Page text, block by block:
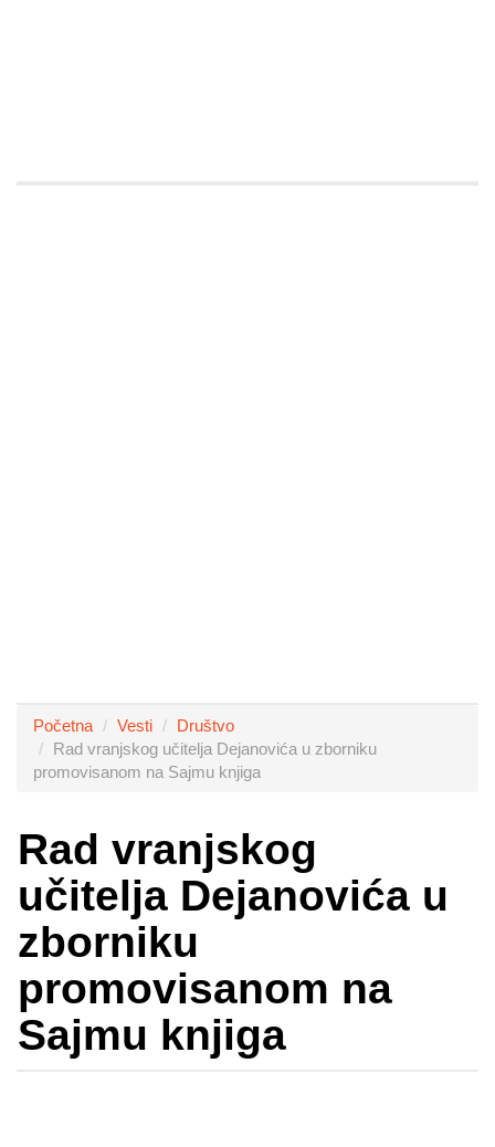
Početna Vesti
Društvo
Rad vranjskog učitelja Dejanovića u zborniku
promovisanom na Sajmu knjiga
Rad vranjskog
učitelja Dejanovića u
zborniku
promovisanom na
Sajmu knjiga